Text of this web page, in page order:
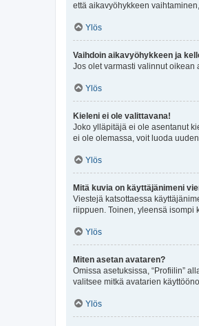
että aikavyöhykkeen
Ylös
Vaihdoin aikavyöhykkeen ja
Jos olet varmasti valinnut
Ylös
Kieleni ei ole valittavana!
Joko ylläpitäjä ei ole asentanut
ei ole olemassa, voit luoda
Ylös
Mitä kuvia on käyttäjänimeni
Viestejä katsottaessa
riippuen. Toinen, yleensä isompi
Ylös
Miten asetan avataren?
Omissa asetuksissa, “Profiilin”
valitsee mitkä avatarien
Ylös